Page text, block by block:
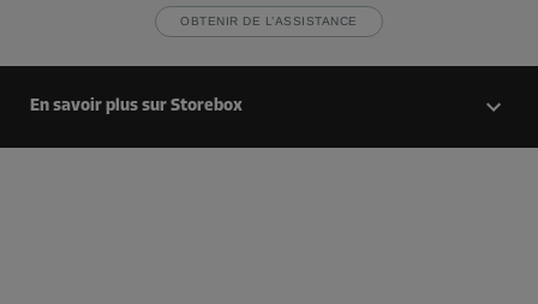
OBTENIR DE L’ASSISTANCE
En savoir plus sur Storebox